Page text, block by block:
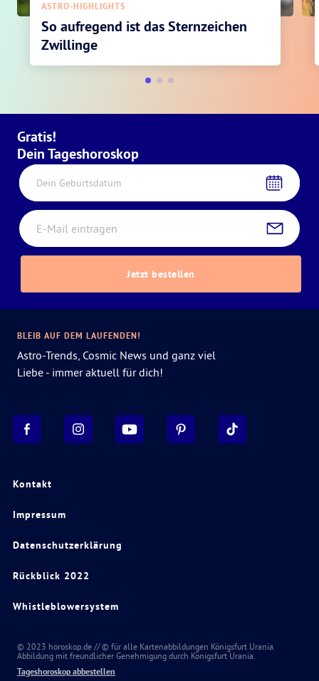
ASTRO-HIGHLIGHTS
So aufregend ist das Sternzeichen
Zwillinge
Gratis!
Dein Tageshoroskop
Dein Geburtsdatum
Jetzt bestellen
Kontakt
Impressum
Datenschutzerklärung
Rückblick 2022
Whistleblowersystem
BLEIB AUF DEM LAUFENDEN!
Astro-Trends, Cosmic News und ganz viel
Liebe - immer aktuell für dich!
© 2023 horoskop.de // © für alle Kartenabbildungen Königsfurt Urania.
Abbildung mit freundlicher Genehmigung durch Königsfurt Urania.
Tageshoroskop abbestellen